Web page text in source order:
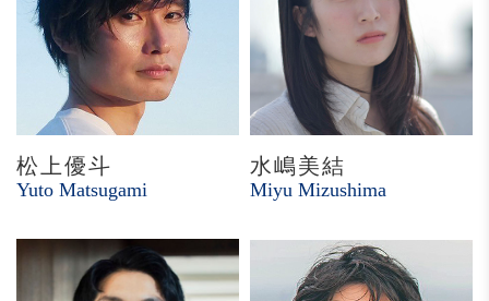
松上優斗
Yuto Matsugami
水嶋美結
Miyu Mizushima